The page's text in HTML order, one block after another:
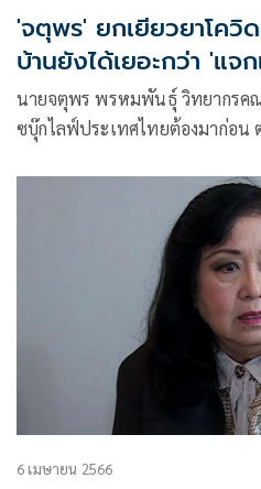
'จตุพร' ยกเยียวยาโควิ
บ้านยังได้เยอะกว่า 'แ
ไทย ระวังทำระบบการเ
นายจตุพร พรหมพันธุ์ วิทยากรค
ซบุ๊กไลฟ์ประเทศไทยต้องมาก่อน
6 เมษายน 2566